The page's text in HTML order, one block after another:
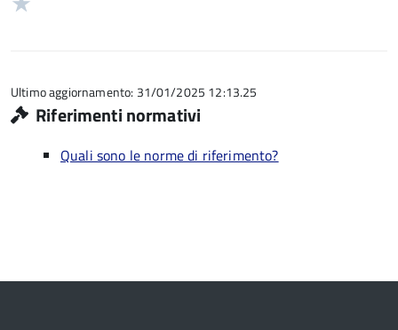
5
Ultimo aggiornamento: 31/01/2025 12:13.25
Riferimenti normativi
Quali sono le norme di riferimento?